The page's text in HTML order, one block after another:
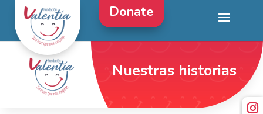
Nuestras historias
Donate